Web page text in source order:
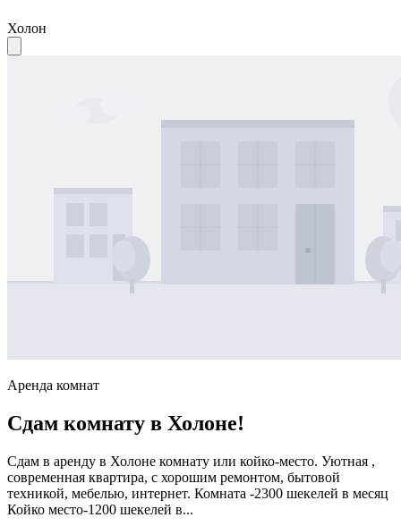
Холон
Аренда комнат
Сдам комнату в Холоне!
Сдам в аренду в Холоне комнату или койко-место. Уютная ,
современная квартира, с хорошим ремонтом, бытовой
техникой, мебелью, интернет. Комната -2300 шекелей в месяц
Койко место-1200 шекелей в...